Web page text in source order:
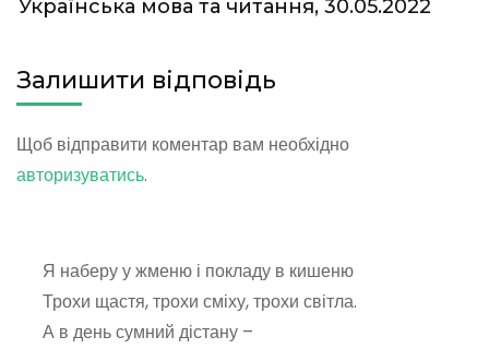
Українська мова та читання, 30.05.2022
Залишити відповідь
Щоб відправити коментар вам необхідно
авторизуватись.
Я наберу у жменю і покладу в кишеню
Трохи щастя, трохи сміху, трохи світла.
А в день сумний дістану –